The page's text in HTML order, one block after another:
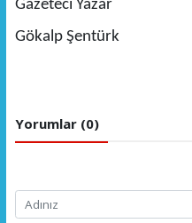
Gazeteci Yazar
Gökalp Şentürk
Yorumlar (0)